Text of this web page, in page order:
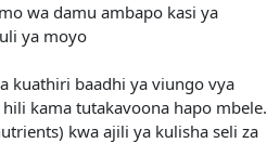
wa damu ambapo kasi ya
ya moyo
kuathiri baadhi ya viungo vya
kama tutakavoona hapo mbele.
kwa ajili ya kulisha seli za